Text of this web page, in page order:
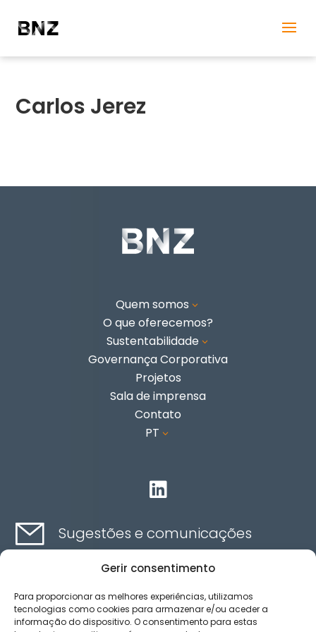
Gerir consentimento
Para proporcionar as melhores experiências, utilizamos
tecnologias como cookies para armazenar e/ou aceder a
informação do dispositivo. O consentimento para estas
Carlos Jerez
Quem somos 3
O que oferecemos?
Sustentabilidade 3
Governança Corporativa
Projetos
Sala de imprensa
Contato
PT 3

Sugestões e comunicações